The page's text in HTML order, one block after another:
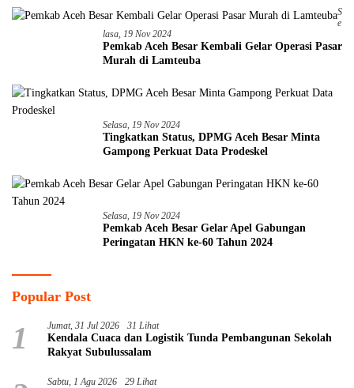
S
E
Lasa, 19 Nov 2024
Pemkab Aceh Besar Kembali Gelar Operasi Pasar
Murah di Lamteuba
Selasa, 19 Nov 2024
Tingkatkan Status, DPMG Aceh Besar Minta
Gampong Perkuat Data Prodeskel
Selasa, 19 Nov 2024
Pemkab Aceh Besar Gelar Apel Gabungan
Peringatan HKN ke-60 Tahun 2024
Popular Post
1 Jumat, 31 Jul 2026 31 Lihat
Kendala Cuaca dan Logistik Tunda Pembangunan Sekolah
Rakyat Subulussalam
Sabtu, 1 Agu 2026 29 Lihat